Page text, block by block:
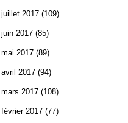
juillet 2017 (109)
juin 2017 (85)
mai 2017 (89)
avril 2017 (94)
mars 2017 (108)
février 2017 (77)